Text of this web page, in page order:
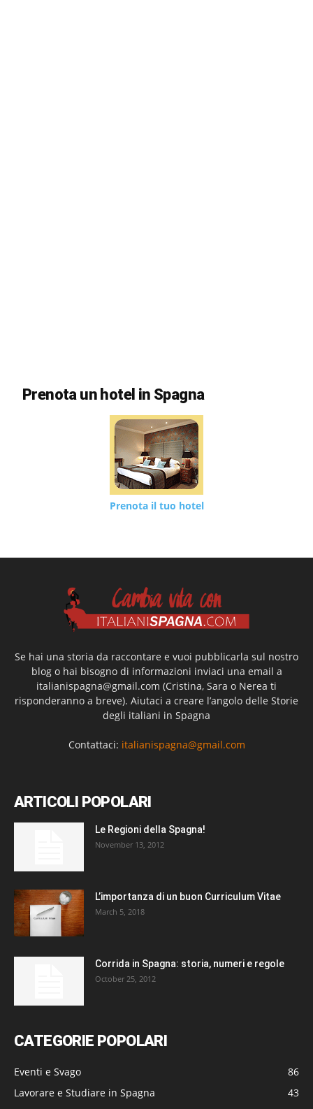
Prenota un hotel in Spagna
Prenota il tuo hotel
Se hai una storia da raccontare e vuoi pubblicarla sul nostro
blog o hai bisogno di informazioni inviaci una email a
italianispagna@gmail.com (Cristina, Sara o Nerea ti
risponderanno a breve). Aiutaci a creare l’angolo delle Storie
degli italiani in Spagna
Contattaci: italianispagna@gmail.com
ARTICOLI POPOLARI
Le Regioni della Spagna!
November 13, 2012
L’importanza di un buon Curriculum Vitae
March 5, 2018
Corrida in Spagna: storia, numeri e regole
October 25, 2012
CATEGORIE POPOLARI
Eventi e Svago
86
Lavorare e Studiare in Spagna
43